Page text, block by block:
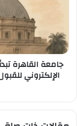
التنسيق
الإلكتروني
للقبول
بالجامعات
والمعاهد
2026/2027
جامعة القاهرة
الإلكتروني